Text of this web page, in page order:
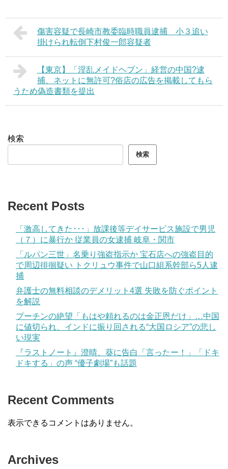
傷害容疑で長崎市教委臨時職員逮捕 小３追い
掛けられ転倒下村俊一郎容疑者
【東京】「淫乱メイドヘブン」経営の中国?逮
捕、ネットに無許可?俗店の広告を掲載してもら
うため偽造書類を提出
検索
検索
Recent Posts
「激高してきた･･･」放課後等デイサービス施設で男児
（７）に暴行か 従業員の女逮捕 岐阜・関市
「ルパン三世」名乗り強盗指示か 宝石店への強盗目的
で周辺徘徊疑い トクリュウ事件で山口組系幹部ら5人逮
捕
弁護士の無料相談のデメリット4選 失敗を防ぐポイント
を解説
プーチンの絶望「もはや頼れるのは金正恩だけ」…中国
に値切られ、インドに振り回される“大国ロシア”の悲し
い現実
『ラストノート』澄晴、葵に告白「言ったー！」「ドキ
ドキする」の声 “優子劇場”も話題
Recent Comments
表示できるコメントはありません。
Archives